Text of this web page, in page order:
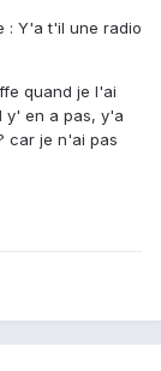
: Y'a t'il une radio
quand je l'ai
y' en a pas, y'a
car je n'ai pas